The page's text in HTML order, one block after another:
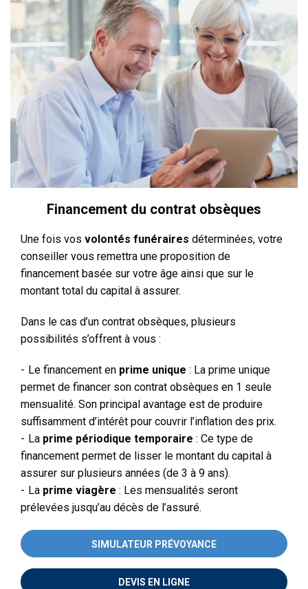
Financement du contrat obsèques
Une fois vos volontés funéraires déterminées, votre
conseiller vous remettra une proposition de
financement basée sur votre âge ainsi que sur le
montant total du capital à assurer.
Dans le cas d’un contrat obsèques, plusieurs
possibilités s’offrent à vous :
Le financement en prime unique : La prime unique
permet de financer son contrat obsèques en 1 seule
mensualité. Son principal avantage est de produire
suffisamment d’intérêt pour couvrir l’inflation des prix.
La prime périodique temporaire : Ce type de
financement permet de lisser le montant du capital à
assurer sur plusieurs années (de 3 à 9 ans).
La prime viagère : Les mensualités seront
prélevées jusqu’au décès de l’assuré.
SIMULATEUR PRÉVOYANCE
DEVIS EN LIGNE